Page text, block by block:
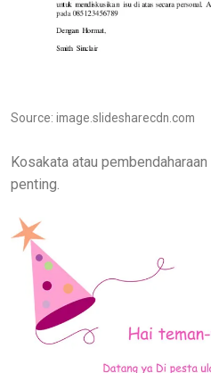
Source: image.slidesharecdn.com
Kosakata atau
penting.